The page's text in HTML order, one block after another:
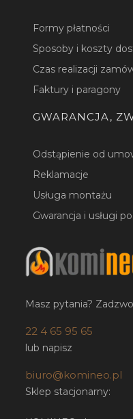
Formy płatności
Sposoby i koszty
Czas realizacji
Faktury i paragony
GWARANCJA,
Odstąpienie od
Reklamacje
Usługa montażu
Gwarancja i usługi
Masz pytania?
22 4 65 95 65
lub napisz
biuro@komineo.pl
Sklep stacjonarny: